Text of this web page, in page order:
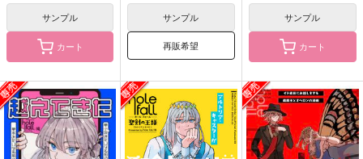
サンプル
カート
サンプル
再販希望
サンプル
カート